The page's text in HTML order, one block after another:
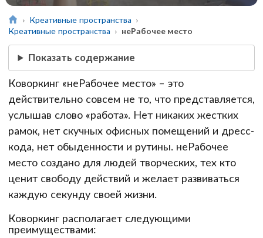
Креативные пространства
Креативные пространства
неРабочее место
Показать содержание
Коворкинг «неРабочее место» – это
действительно совсем не то, что представляется,
услышав слово «работа». Нет никаких жестких
рамок, нет скучных офисных помещений и дресс-
кода, нет обыденности и рутины. неРабочее
место создано для людей творческих, тех кто
ценит свободу действий и желает развиваться
каждую секунду своей жизни.
Коворкинг располагает следующими
преимуществами: